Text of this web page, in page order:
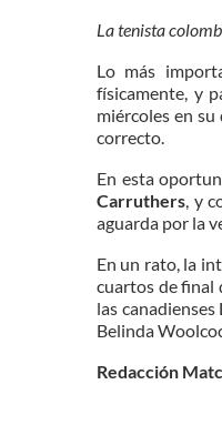
La tenista
Lo más
físicamente, y
miércoles en
correcto.
En esta
Carruthers, y
aguarda por la
En un rato, la
cuartos de final
las
Belinda
Redacción